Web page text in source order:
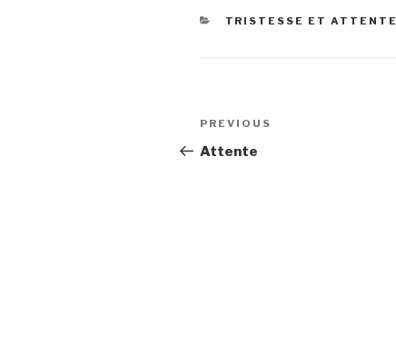
CATEGORIES
TRISTESSE ET ATTENTE
Post
navigation
Previous
Post
PREVIOUS
Attente